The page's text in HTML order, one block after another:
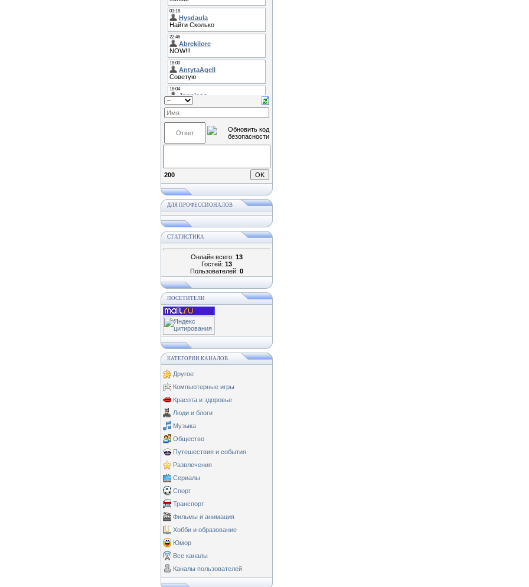
200
ДЛЯ ПРОФЕССИОНАЛОВ
СТАТИСТИКА
Онлайн всего: 13
Гостей: 13
Пользователей: 0
ПОСЕТИТЕЛИ
КАТЕГОРИИ КАНАЛОВ
Другое
Компьютерные игры
Красота и здоровье
Люди и блоги
Музыка
Общество
Путешествия и события
Развлечения
Сериалы
Спорт
Транспорт
Фильмы и анимация
Хобби и образование
Юмор
Все каналы
Каналы пользователей